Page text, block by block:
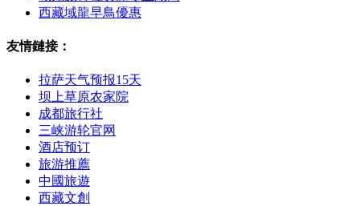
西藏域龍早鳥優惠
友情鏈接：
拉萨天气预报15天
坝上草原农家院
成都旅行社
三峡游轮官网
酒店预订
旅游推薦
中國旅遊
西藏文創